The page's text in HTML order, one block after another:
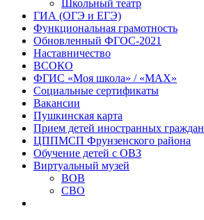
Школьный театр
ГИА (ОГЭ и ЕГЭ)
Функциональная грамотность
Обновленный ФГОС-2021
Наставничество
ВСОКО
ФГИС «Моя школа» / «MAX»
Социальные сертификаты
Вакансии
Пушкинская карта
Прием детей иностранных граждан
ЦППМСП Фрунзенского района
Обучение детей с ОВЗ
Виртуальный музей
ВОВ
СВО